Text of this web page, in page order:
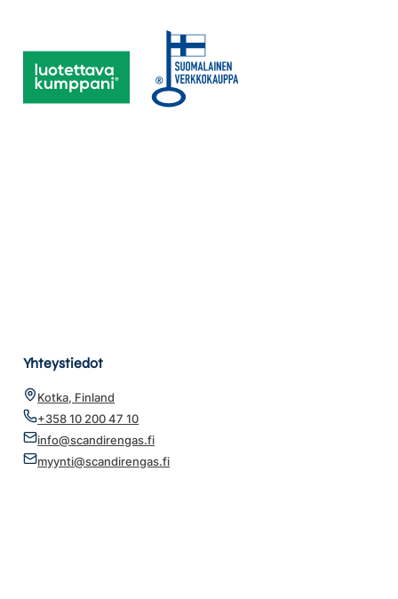
Yhteystiedot
Kotka, Finland
+358 10 200 47 10
info@scandirengas.fi
myynti@scandirengas.fi